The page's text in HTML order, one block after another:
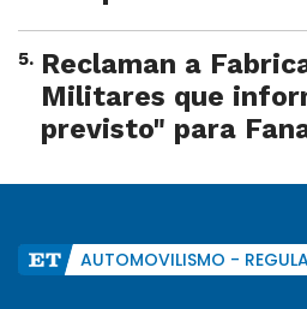
5. Reclaman a
Militares que
previsto" para
AUTOMOVILISMO -